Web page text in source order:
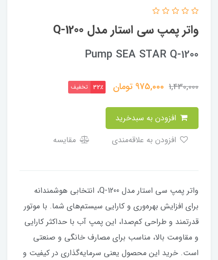
واتر پمپ سی استار مدل Q-1200
Pump SEA STAR Q-1200
1,430,000
975,000 تومان 32٪ تخفیف
مقایسه
واتر پمپ سی استار مدل Q-1200، انتخابی هوشمندانه
برای افزایش بهره‌وری و کارایی سیستم‌های شما. با موتور
قدرتمند و طراحی کم‌صدا، این پمپ آب با حداکثر کارایی
و مقاومت بالا، مناسب برای مصارف خانگی و صنعتی
است. خرید این محصول یعنی سرمایه‌گذاری در کیفیت و